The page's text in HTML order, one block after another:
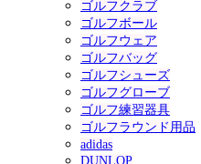
ゴルフクラブ
ゴルフボール
ゴルフウェア
ゴルフバッグ
ゴルフシューズ
ゴルフグローブ
ゴルフ練習器具
ゴルフラウンド用品
adidas
DUNLOP